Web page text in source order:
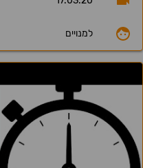
למנויים